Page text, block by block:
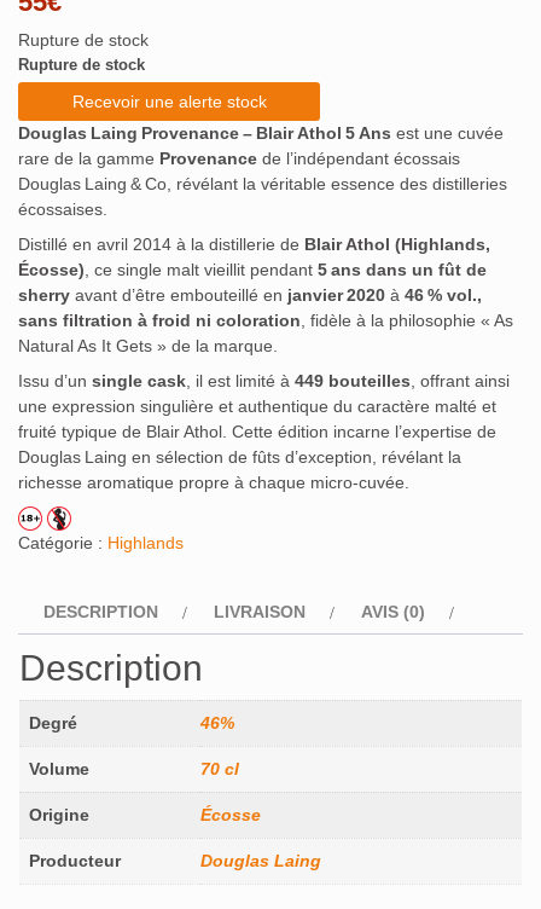
Rupture de stock
Rupture de stock
Recevoir une alerte stock
Douglas Laing Provenance – Blair Athol 5 Ans est une cuvée
rare de la gamme Provenance de l’indépendant écossais
Douglas Laing & Co, révélant la véritable essence des distilleries
écossaises.
Distillé en avril 2014 à la distillerie de Blair Athol (Highlands,
Écosse) , ce single malt vieillit pendant 5 ans dans un fût de
sherry avant d’être embouteillé en janvier 2020 à 46 % vol.,
sans filtration à froid ni coloration , fidèle à la philosophie « As
Natural As It Gets » de la marque.
Issu d’un single cask , il est limité à 449 bouteilles , offrant ainsi
une expression singulière et authentique du caractère malté et
fruité typique de Blair Athol Cette édition incarne l’expertise de
Douglas Laing en sélection de fûts d’exception, révélant la
richesse aromatique propre à chaque micro-cuvée.
Catégorie : Highlands
DESCRIPTION LIVRAISON AVIS (0)
Description
Degré 46%
Volume 70 cl
Origine Écosse
Producteur Douglas Laing